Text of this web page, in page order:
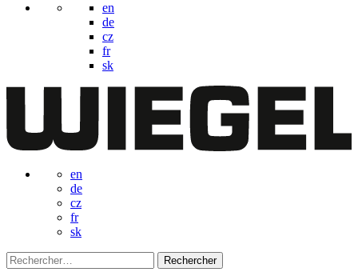
en
de
cz
fr
sk
en
de
cz
fr
sk
Rechercher :